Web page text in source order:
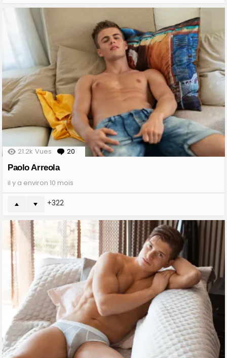
21.2k Vues 20
Comments
Paolo Arreola
il y a environ 10 mois
322